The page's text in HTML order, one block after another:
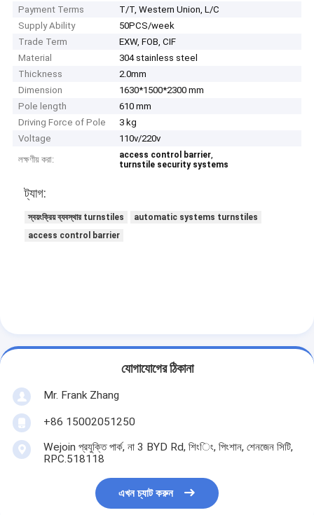
Payment Terms
T/T, Western Union, L/C
Supply Ability
50PCS/week
Trade Term
EXW, FOB, CIF
Material
304 stainless steel
Thickness
2.0mm
Dimension
1630*1500*2300 mm
Pole length
610 mm
Driving Force of Pole
3 kg
Voltage
110v/220v
লক্ষণীয় করা:
access control barrier,
turnstile security systems
ট্যাগ:
স্বয়ংক্রিয় ব্যবস্থার turnstiles
automatic systems turnstiles
access control barrier
যোগাযোগের ঠিকানা
Mr. Frank Zhang
+86 15002051250
Wejoin প্রযুক্তি পার্ক, না 3 BYD Rd, শিংিং, পিংশান, শেনজেন সিটি,
RPC.518118
এখন চ্যাট করুন